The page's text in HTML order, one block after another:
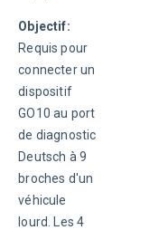
Objectif:
Requis pour
connecter un
dispositif
GO10 au port
de diagnostic
Deutsch à 9
broches d'un
véhicule
lourd. Les 4